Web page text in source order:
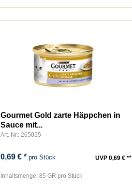
Whiskas
WOW CAT
Yummeez
Gourmet Gold zarte Häppchen in
Sauce mit...
Art. Nr.: 265055
0,69 € * pro Stück UVP 0,69 € **
Inhaltsmenge:85 GR pro Stück